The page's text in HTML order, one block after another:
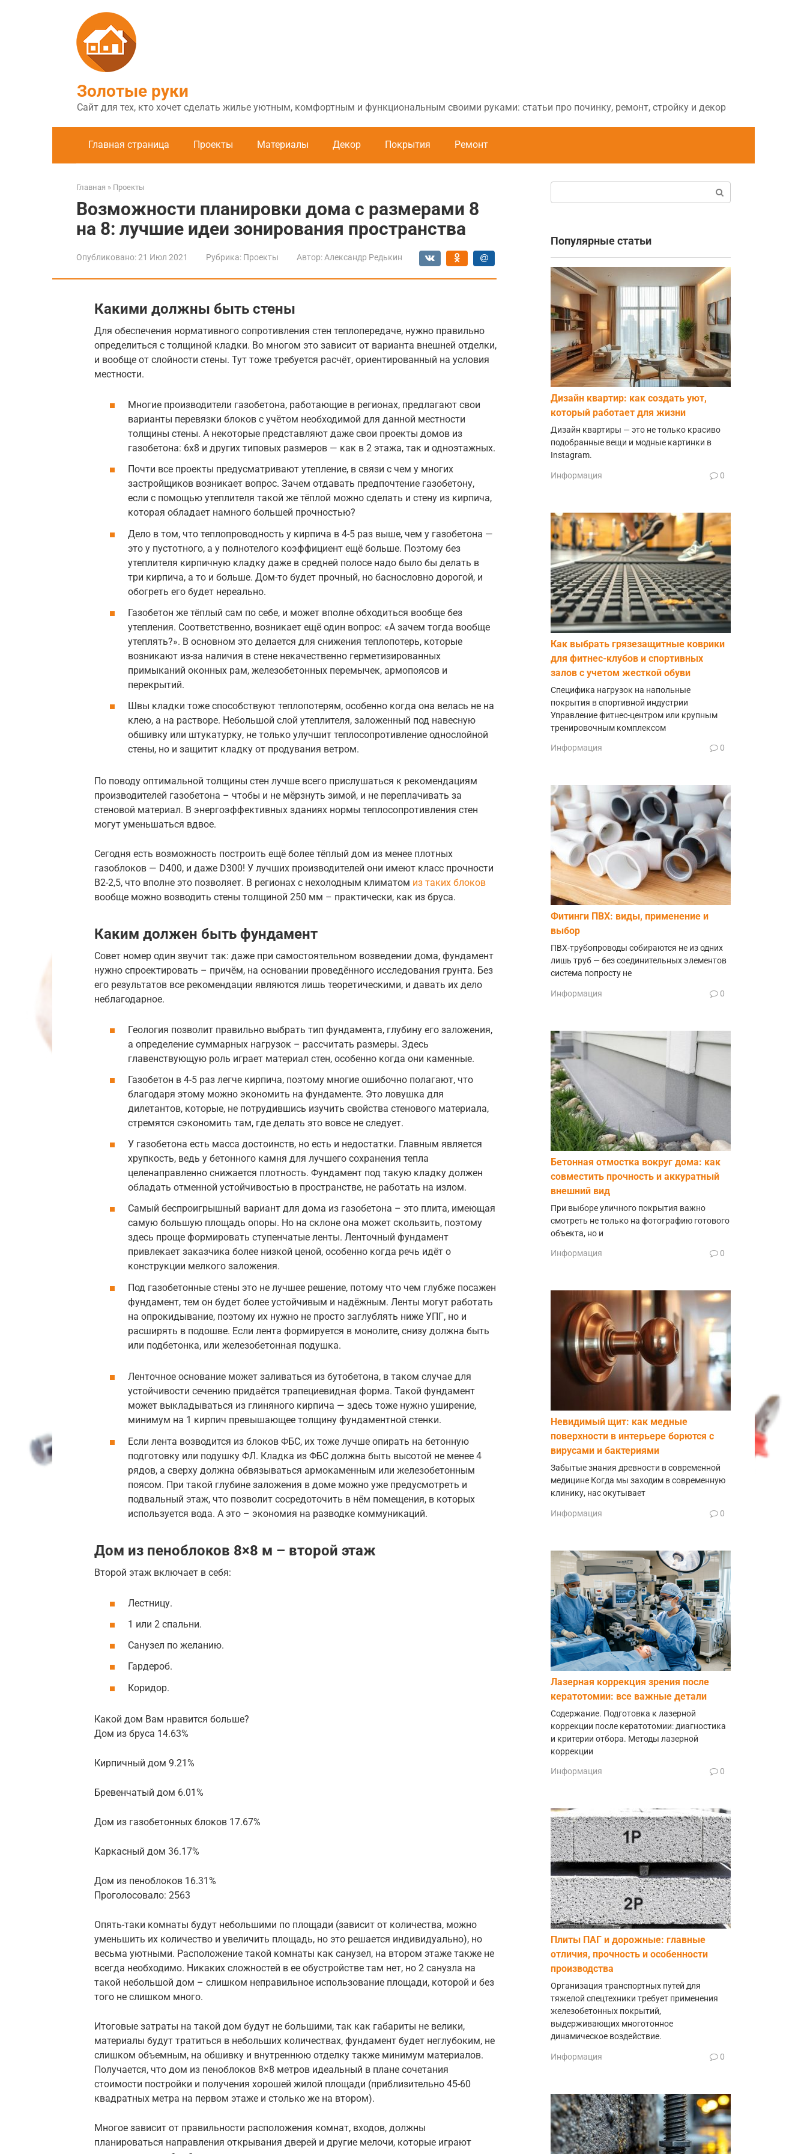
Золотые руки
Сайт для тех, кто хочет сделать жилье уютным, комфортным и функциональным своими руками: статьи про починку, ремонт, стройку и декор
Главная страница Проекты Материалы Декор Покрытия Ремонт
Главная » Проекты
Возможности планировки дома с размерами 8
на 8: лучшие идеи зонирования пространства
Опубликовано:21 Июл 2021 Рубрика: Проекты Автор: Александр Редькин
Какими должны быть стены
Для обеспечения нормативного сопротивления стен теплопередаче, нужно правильно
определиться с толщиной кладки. Во многом это зависит от варианта внешней отделки,
и вообще от слойности стены. Тут тоже требуется расчёт, ориентированный на условия
местности.
Многие производители газобетона, работающие в регионах, предлагают свои
варианты перевязки блоков с учётом необходимой для данной местности
толщины стены. А некоторые представляют даже свои проекты домов из
газобетона: 6х8 и других типовых размеров — как в 2 этажа, так и одноэтажных.
Почти все проекты предусматривают утепление, в связи с чем у многих
застройщиков возникает вопрос. Зачем отдавать предпочтение газобетону,
если с помощью утеплителя такой же тёплой можно сделать и стену из кирпича,
которая обладает намного большей прочностью?
Дело в том, что теплопроводность у кирпича в 4-5 раз выше, чем у газобетона —
это у пустотного, а у полнотелого коэффициент ещё больше. Поэтому без
утеплителя кирпичную кладку даже в средней полосе надо было бы делать в
три кирпича, а то и больше. Дом-то будет прочный, но баснословно дорогой, и
обогреть его будет нереально.
Газобетон же тёплый сам по себе, и может вполне обходиться вообще без
утепления. Соответственно, возникает ещё один вопрос: «А зачем тогда вообще
утеплять?». В основном это делается для снижения теплопотерь, которые
возникают из-за наличия в стене некачественно герметизированных
примыканий оконных рам, железобетонных перемычек, армопоясов и
перекрытий.
Швы кладки тоже способствуют теплопотерям, особенно когда она велась не на
клею, а на растворе. Небольшой слой утеплителя, заложенный под навесную
обшивку или штукатурку, не только улучшит теплосопротивление однослойной
стены, но и защитит кладку от продувания ветром.
По поводу оптимальной толщины стен лучше всего прислушаться к рекомендациям
производителей газобетона – чтобы и не мёрзнуть зимой, и не переплачивать за
стеновой материал. В энергоэффективных зданиях нормы теплосопротивления стен
могут уменьшаться вдвое.
Сегодня есть возможность построить ещё более тёплый дом из менее плотных
газоблоков — D400, и даже D300! У лучших производителей они имеют класс прочности
В2-2,5, что вполне это позволяет. В регионах с нехолодным климатом из таких блоков
вообще можно возводить стены толщиной 250 мм – практически, как из бруса.
Каким должен быть фундамент
Совет номер один звучит так: даже при самостоятельном возведении дома, фундамент
нужно спроектировать – причём, на основании проведённого исследования грунта. Без
его результатов все рекомендации являются лишь теоретическими, и давать их дело
неблагодарное.
Геология позволит правильно выбрать тип фундамента, глубину его заложения,
а определение суммарных нагрузок – рассчитать размеры. Здесь
главенствующую роль играет материал стен, особенно когда они каменные.
Газобетон в 4-5 раз легче кирпича, поэтому многие ошибочно полагают, что
благодаря этому можно экономить на фундаменте. Это ловушка для
дилетантов, которые, не потрудившись изучить свойства стенового материала,
стремятся сэкономить там, где делать это вовсе не следует.
У газобетона есть масса достоинств, но есть и недостатки. Главным является
хрупкость, ведь у бетонного камня для лучшего сохранения тепла
целенаправленно снижается плотность. Фундамент под такую кладку должен
обладать отменной устойчивостью в пространстве, не работать на излом.
Самый беспроигрышный вариант для дома из газобетона – это плита, имеющая
самую большую площадь опоры. Но на склоне она может скользить, поэтому
здесь проще формировать ступенчатые ленты. Ленточный фундамент
привлекает заказчика более низкой ценой, особенно когда речь идёт о
конструкции мелкого заложения.
Под газобетонные стены это не лучшее решение, потому что чем глубже посажен
фундамент, тем он будет более устойчивым и надёжным. Ленты могут работать
на опрокидывание, поэтому их нужно не просто заглублять ниже УПГ, но и
расширять в подошве. Если лента формируется в монолите, снизу должна быть
или подбетонка, или железобетонная подушка.
Ленточное основание может заливаться из бутобетона, в таком случае для
устойчивости сечению придаётся трапециевидная форма. Такой фундамент
может выкладываться из глиняного кирпича — здесь тоже нужно уширение,
минимум на 1 кирпич превышающее толщину фундаментной стенки.
Если лента возводится из блоков ФБС, их тоже лучше опирать на бетонную
подготовку или подушку ФЛ. Кладка из ФБС должна быть высотой не менее 4
рядов, а сверху должна обвязываться армокаменным или железобетонным
поясом. При такой глубине заложения в доме можно уже предусмотреть и
подвальный этаж, что позволит сосредоточить в нём помещения, в которых
используется вода. А это – экономия на разводке коммуникаций.
Дом из пеноблоков 8×8 м – второй этаж
Второй этаж включает в себя:
Лестницу.
1 или 2 спальни.
Санузел по желанию.
Гардероб.
Коридор.
Какой дом Вам нравится больше?
Дом из бруса 14.63%
Кирпичный дом 9.21%
Бревенчатый дом 6.01%
Дом из газобетонных блоков 17.67%
Каркасный дом 36.17%
Дом из пеноблоков 16.31%
Проголосовало: 2563
Опять-таки комнаты будут небольшими по площади (зависит от количества, можно
уменьшить их количество и увеличить площадь, но это решается индивидуально), но
весьма уютными. Расположение такой комнаты как санузел, на втором этаже также не
всегда необходимо. Никаких сложностей в ее обустройстве там нет, но 2 санузла на
такой небольшой дом – слишком неправильное использование площади, которой и без
того не слишком много.
Итоговые затраты на такой дом будут не большими, так как габариты не велики,
материалы будут тратиться в небольших количествах, фундамент будет неглубоким, не
слишком объемным, на обшивку и внутреннюю отделку также минимум материалов.
Получается, что дом из пеноблоков 8×8 метров идеальный в плане сочетания
стоимости постройки и получения хорошей жилой площади (приблизительно 45-60
квадратных метра на первом этаже и столько же на втором).
Многое зависит от правильности расположения комнат, входов, должны
планироваться направления открывания дверей и другие мелочи, которые играют
Популярные статьи
Дизайн квартир: как создать уют,
который работает для жизни
Дизайн квартиры — это не только красиво
подобранные вещи и модные картинки в
Instagram.
Информация 0
Как выбрать грязезащитные коврики
для фитнес-клубов и спортивных
залов с учетом жесткой обуви
Специфика нагрузок на напольные
покрытия в спортивной индустрии
Управление фитнес-центром или крупным
тренировочным комплексом
Информация 0
Фитинги ПВХ: виды, применение и
выбор
ПВХ-трубопроводы собираются не из одних
лишь труб — без соединительных элементов
система попросту не
Информация 0
Бетонная отмостка вокруг дома: как
совместить прочность и аккуратный
внешний вид
При выборе уличного покрытия важно
смотреть не только на фотографию готового
объекта, но и
Информация 0
Невидимый щит: как медные
поверхности в интерьере борются с
вирусами и бактериями
Забытые знания древности в современной
медицине Когда мы заходим в современную
клинику, нас окутывает
Информация 0
Лазерная коррекция зрения после
кератотомии: все важные детали
Содержание. Подготовка к лазерной
коррекции после кератотомии: диагностика
и критерии отбора. Методы лазерной
коррекции
Информация 0
Плиты ПАГ и дорожные: главные
отличия, прочность и особенности
производства
Организация транспортных путей для
тяжелой спецтехники требует применения
железобетонных покрытий,
выдерживающих многотонное
динамическое воздействие.
Информация 0